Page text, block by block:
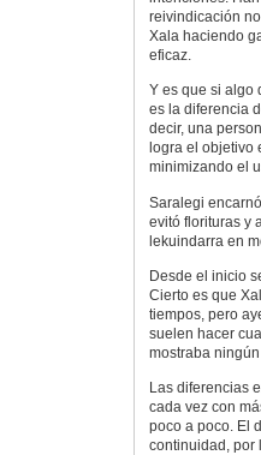
reivindicación
Xala haciendo
eficaz.
Y es que si algo
es la diferencia
decir, una
logra el objetivo
minimizando el
Saralegi
evitó florituras y
lekuindarra en
Desde el inicio
Cierto es que
tiempos, pero
suelen hacer
mostraba
Las diferencias
cada vez con
poco a poco. El
continuidad, por